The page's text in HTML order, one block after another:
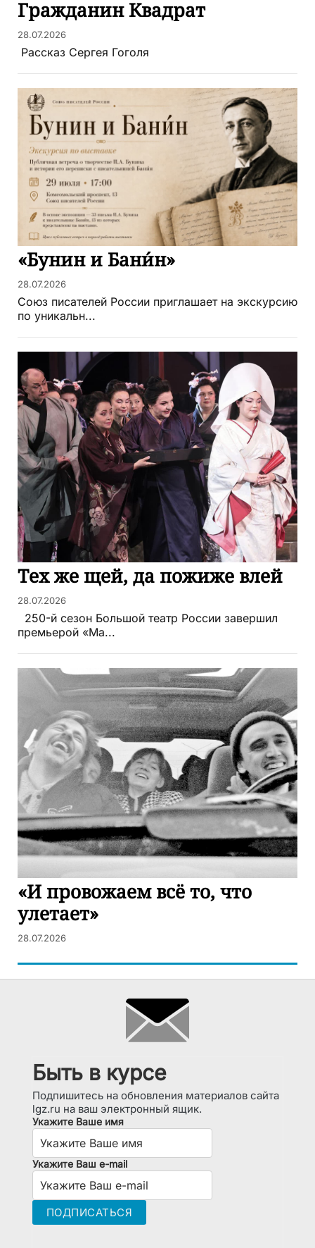
​Гражданин Квадрат
28.07.2026
​ Рассказ Сергея Гоголя
«Бунин и Бани́н»
28.07.2026
Союз писателей России приглашает на экскурсию
по уникальн...
Тех же щей, да пожиже влей
28.07.2026
250-й сезон Большой театр России завершил
премьерой «Ма...
«И провожаем всё то, что
улетает»
28.07.2026
Быть в курсе
Подпишитесь на обновления материалов сайта
lgz.ru на ваш электронный ящик.
Укажите Ваше имя
Укажите Ваш e-mail